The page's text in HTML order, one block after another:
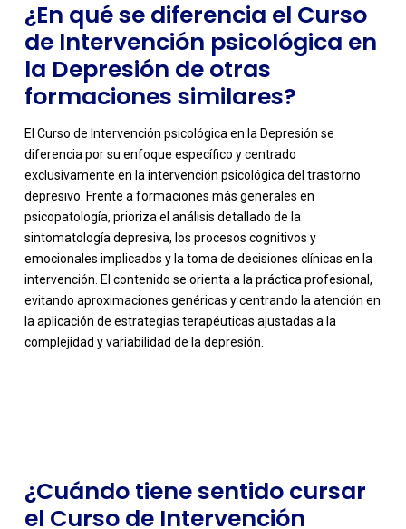
¿En qué se diferencia el Curso
de Intervención psicológica en
la Depresión de otras
formaciones similares?
El Curso de Intervención psicológica en la Depresión se
diferencia por su enfoque específico y centrado
exclusivamente en la intervención psicológica del trastorno
depresivo. Frente a formaciones más generales en
psicopatología, prioriza el análisis detallado de la
sintomatología depresiva, los procesos cognitivos y
emocionales implicados y la toma de decisiones clínicas en la
intervención. El contenido se orienta a la práctica profesional,
evitando aproximaciones genéricas y centrando la atención en
la aplicación de estrategias terapéuticas ajustadas a la
complejidad y variabilidad de la depresión.
-
¿Cuándo tiene sentido cursar
el Curso de Intervención